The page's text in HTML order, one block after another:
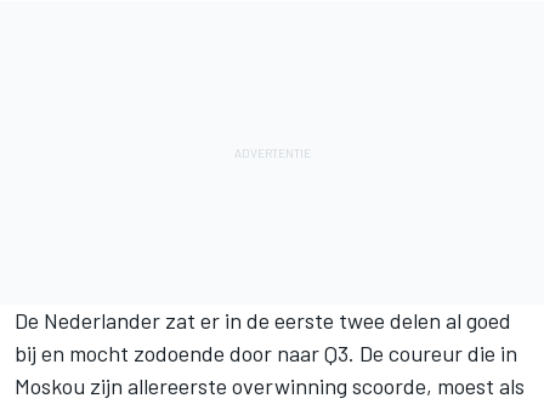
De Nederlander zat er in de eerste twee delen al goed
bij en mocht zodoende door naar Q3. De coureur die in
Moskou zijn allereerste overwinning scoorde, moest als